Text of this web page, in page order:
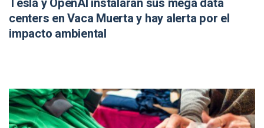
centers en Vaca Muerta y hay alerta por el
impacto ambiental